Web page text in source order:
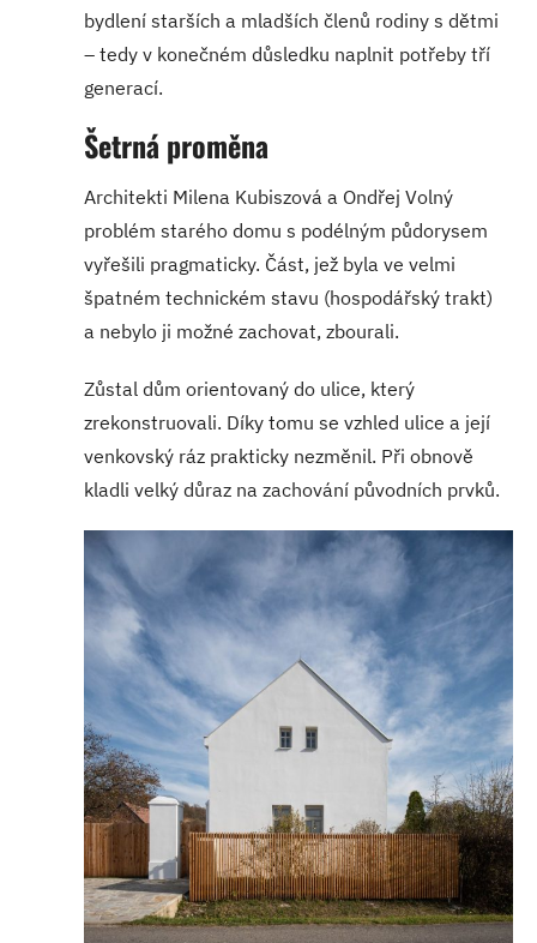
bydlení starších a mladších členů rodiny s dětmi
– tedy v konečném důsledku naplnit potřeby tří
generací.
Šetrná proměna
Architekti Milena Kubiszová a Ondřej Volný
problém starého domu s podélným půdorysem
vyřešili pragmaticky. Část, jež byla ve velmi
špatném technickém stavu (hospodářský trakt)
a nebylo ji možné zachovat, zbourali.
Zůstal dům orientovaný do ulice, který
zrekonstruovali. Díky tomu se vzhled ulice a její
venkovský ráz prakticky nezměnil. Při obnově
kladli velký důraz na zachování původních prvků.